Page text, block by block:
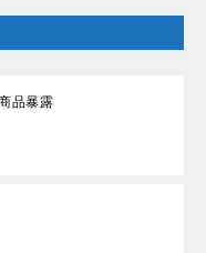
品暴露